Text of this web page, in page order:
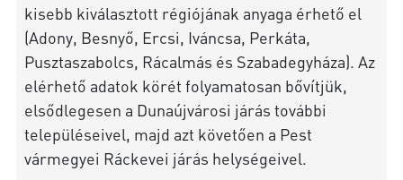
kisebb kiválasztott régiójának anyaga érhető el
(Adony, Besnyő, Ercsi, Iváncsa, Perkáta,
Pusztaszabolcs, Rácalmás és Szabadegyháza). Az
elérhető adatok körét folyamatosan bővítjük,
elsődlegesen a Dunaújvárosi járás további
településeivel, majd azt követően a Pest
vármegyei Ráckevei járás helységeivel.